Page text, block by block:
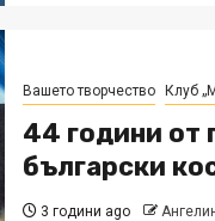
Вашето творчество Клуб
44 години от
български
3 години ago